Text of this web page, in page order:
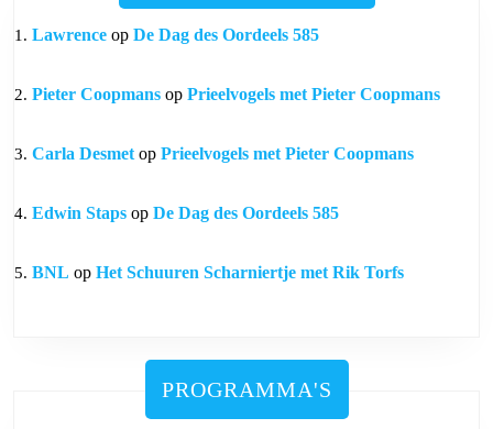
Lawrence op De Dag des Oordeels 585
Pieter Coopmans op Prieelvogels met Pieter Coopmans
Carla Desmet op Prieelvogels met Pieter Coopmans
Edwin Staps op De Dag des Oordeels 585
BNL op Het Schuuren Scharniertje met Rik Torfs
PROGRAMMA'S